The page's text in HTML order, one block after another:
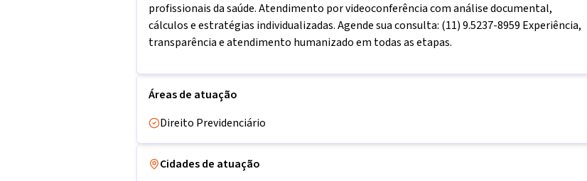
profissionais da saúde. Atendimento por videoconferência com análise documental,
cálculos e estratégias individualizadas. Agende sua consulta: (11) 9.5237-8959 Experiência,
transparência e atendimento humanizado em todas as etapas.
Áreas de atuação
Direito Previdenciário
Cidades de atuação